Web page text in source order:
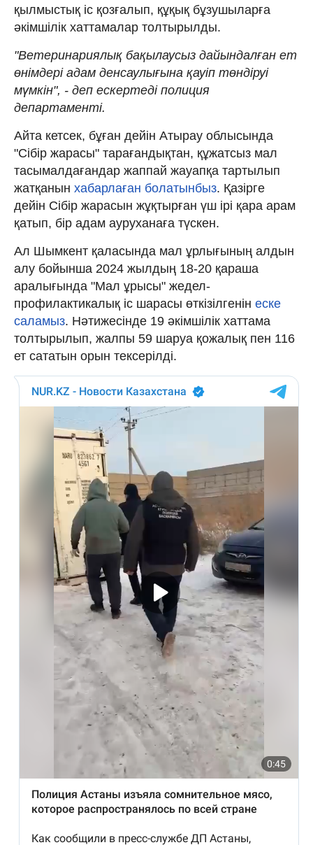
қылмыстық іс қозғалып, құқық бұзушыларға
әкімшілік хаттамалар толтырылды.
"Ветеринариялық бақылаусыз дайындалған ет
өнімдері адам денсаулығына қауіп төндіруі
мүмкін", - деп ескертеді полиция
департаменті.
Айта кетсек, бұған дейін Атырау облысында
"Сібір жарасы" тарағандықтан, құжатсыз мал
тасымалдағандар жаппай жауапқа тартылып
жатқанын хабарлаған болатынбыз. Қазірге
дейін Сібір жарасын жұқтырған үш ірі қара арам
қатып, бір адам ауруханаға түскен.
Ал Шымкент қаласында мал ұрлығының алдын
алу бойынша 2024 жылдың 18-20 қараша
аралығында "Мал ұрысы" жедел-
профилактикалық іс шарасы өткізілгенін еске
саламыз. Нәтижесінде 19 әкімшілік хаттама
толтырылып, жалпы 59 шаруа қожалық пен 116
ет сататын орын тексерілді.